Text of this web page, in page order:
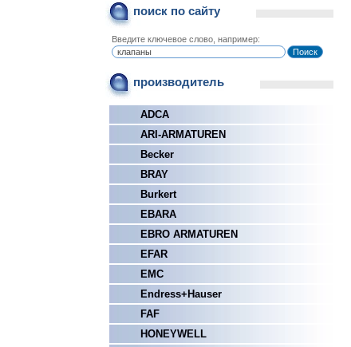
поиск по сайту
Введите ключевое слово, например:
производитель
ADCA
ARI-ARMATUREN
Becker
BRAY
Burkert
EBARA
EBRO ARMATUREN
EFAR
EMC
Endress+Hauser
FAF
HONEYWELL